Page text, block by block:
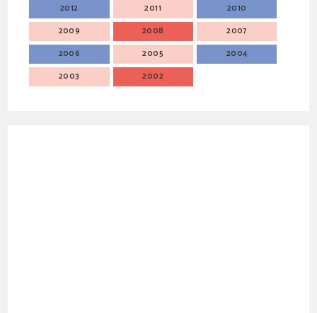
2012
2011
2010
2009
2008
2007
2006
2005
2004
2003
2002